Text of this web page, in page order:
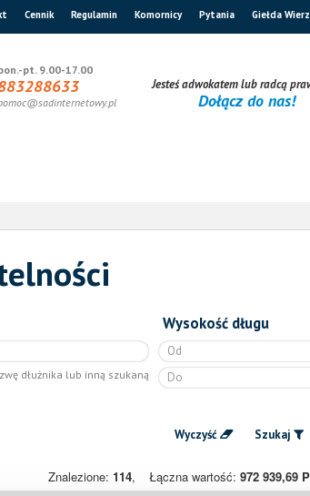
Cennik Regulamin Komornicy Pytania Giełda
pt. 9.00-17.00
Jesteś adwokatem lub radcą
Dołącz do nas!
dłużnika lub inną szukaną
Wysokość długu
Wyczyść Szukaj
Znalezione: 114, Łączna wartość: 972 939,69